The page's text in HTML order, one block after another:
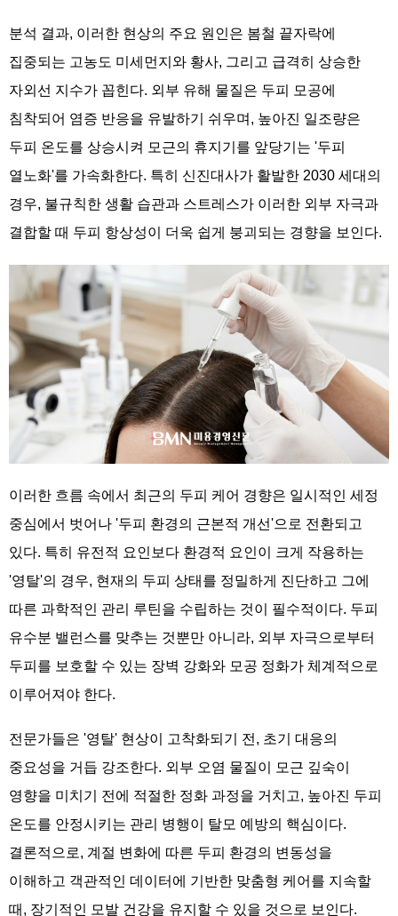
분석 결과, 이러한 현상의 주요 원인은 봄철 끝자락에
집중되는 고농도 미세먼지와 황사, 그리고 급격히 상승한
자외선 지수가 꼽힌다. 외부 유해 물질은 두피 모공에
침착되어 염증 반응을 유발하기 쉬우며, 높아진 일조량은
두피 온도를 상승시켜 모근의 휴지기를 앞당기는 '두피
열노화'를 가속화한다. 특히 신진대사가 활발한 2030 세대의
경우, 불규칙한 생활 습관과 스트레스가 이러한 외부 자극과
결합할 때 두피 항상성이 더욱 쉽게 붕괴되는 경향을 보인다.
이러한 흐름 속에서 최근의 두피 케어 경향은 일시적인 세정
중심에서 벗어나 '두피 환경의 근본적 개선'으로 전환되고
있다. 특히 유전적 요인보다 환경적 요인이 크게 작용하는
'영탈'의 경우, 현재의 두피 상태를 정밀하게 진단하고 그에
따른 과학적인 관리 루틴을 수립하는 것이 필수적이다. 두피
유수분 밸런스를 맞추는 것뿐만 아니라, 외부 자극으로부터
두피를 보호할 수 있는 장벽 강화와 모공 정화가 체계적으로
이루어져야 한다.
전문가들은 '영탈' 현상이 고착화되기 전, 초기 대응의
중요성을 거듭 강조한다. 외부 오염 물질이 모근 깊숙이
영향을 미치기 전에 적절한 정화 과정을 거치고, 높아진 두피
온도를 안정시키는 관리 병행이 탈모 예방의 핵심이다.
결론적으로, 계절 변화에 따른 두피 환경의 변동성을
이해하고 객관적인 데이터에 기반한 맞춤형 케어를 지속할
때, 장기적인 모발 건강을 유지할 수 있을 것으로 보인다.